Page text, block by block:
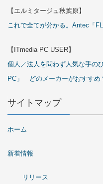
【エルミタージュ秋葉原】
これで全てが分かる。Antec「
【ITmedia PC USER】
個人／法人を問わず人気な手の
PC」 どのメーカーがおすすめ
サイトマップ
ホーム
新着情報
リリース